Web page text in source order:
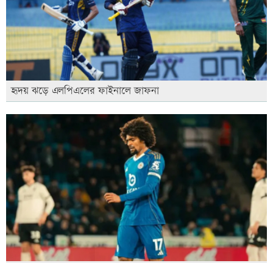
হৃদয় ঝড়ে এলপিএলের ফাইনালে জাফনা